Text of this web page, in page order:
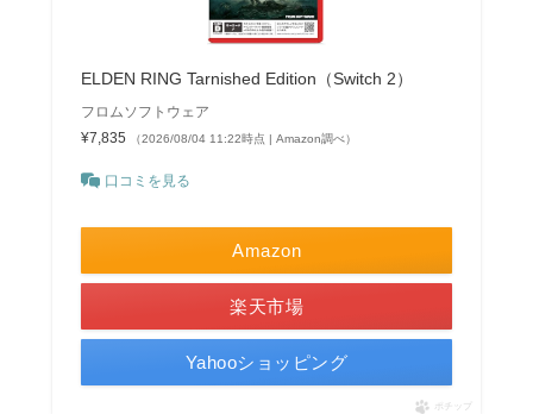
ELDEN RING Tarnished Edition（Switch 2）
フロムソフトウェア
¥7,835
（2026/08/04 11:22時点 | Amazon調べ）
口コミを見る
Amazon
楽天市場
Yahooショッピング
ポチップ